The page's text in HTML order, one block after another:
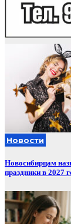
Новости
Новосибирцам
праздники в 2027